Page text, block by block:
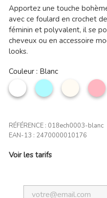
Apportez une touche
avec ce foulard en crochet
féminin et polyvalent, il se
cheveux ou en accessoire
looks.
Couleur : Blanc
Blanc
Bleu
ciel
Beige
RÉFÉRENCE : 018ech0003-blanc
EAN-13 : 2470000010176
Voir les tarifs